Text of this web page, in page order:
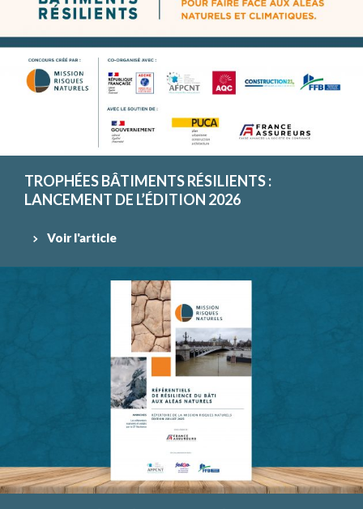
TROPHÉES BÂTIMENTS RÉSILIENTS :
LANCEMENT DE L’ÉDITION 2026
Voir l'article